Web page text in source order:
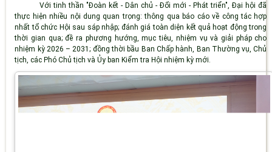
Với tinh thần "Đoàn kết - Dân chủ - Đổi mới - Phát triển", Đại hội đã
thực hiện nhiều nội dung quan trọng: thông qua báo cáo về công tác hợp
nhất tổ chức Hội sau sáp nhập; đánh giá toàn diện kết quả hoạt động trong
thời gian qua; đề ra phương hướng, mục tiêu, nhiệm vụ và giải pháp cho
nhiệm kỳ 2026 – 2031; đồng thời bầu Ban Chấp hành, Ban Thường vụ, Chủ
tịch, các Phó Chủ tịch và Ủy ban Kiểm tra Hội nhiệm kỳ mới.